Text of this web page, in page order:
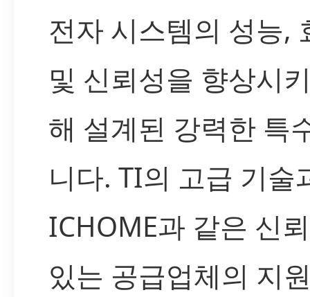
전자 시스템의 성능,
및 신뢰성을 향상시
해 설계된 강력한 특
니다. TI의 고급 기술
ICHOME과 같은 신
있는 공급업체의 지